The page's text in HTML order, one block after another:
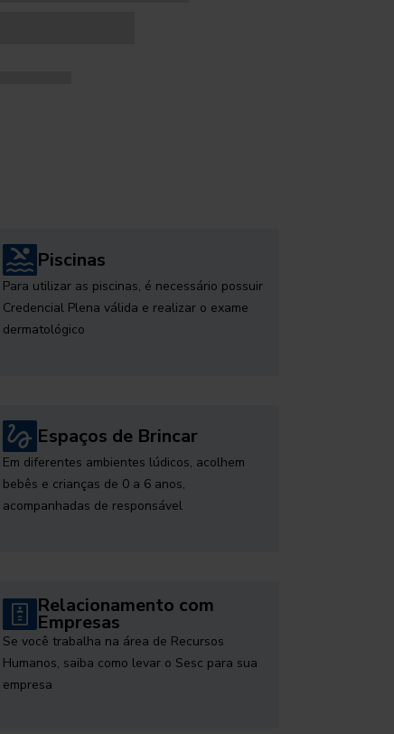
Piscinas
Para utilizar as piscinas, é necessário possuir
Credencial Plena válida e realizar o exame
dermatológico
Espaços de Brincar
Em diferentes ambientes lúdicos, acolhem
bebês e crianças de 0 a 6 anos,
acompanhadas de responsável
Relacionamento com
Empresas
Se você trabalha na área de Recursos
Humanos, saiba como levar o Sesc para sua
empresa